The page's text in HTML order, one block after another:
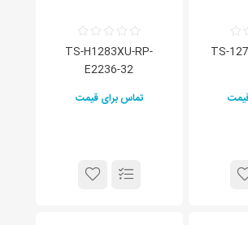
TS-
TS-H1283XU-RP-
E2236-32
تماس برای قیمت